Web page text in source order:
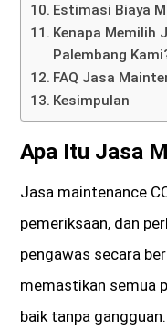
Estimasi Biaya
Kenapa Memilih
Palembang
FAQ Jasa
Kesimpulan
Apa Itu Jasa
Jasa maintenance
pemeriksaan, dan
pengawas secara
memastikan semua
baik tanpa gangguan.